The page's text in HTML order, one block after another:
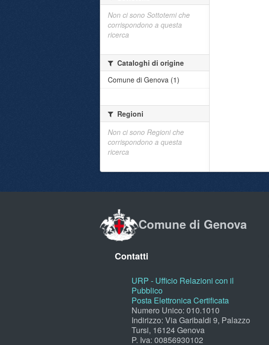
Non ci sono Sottotemi che
corrispondono a questa
ricerca
Cataloghi di origine
Comune di Genova (1)
Regioni
Non ci sono Regioni che
corrispondono a questa
ricerca
Comune di Genova
Contatti
URP - Ufficio Relazioni con il
Pubblico
Posta Elettronica Certificata
Numero Unico: 010.1010
Indirizzo: Via Garibaldi 9, Palazzo
Tursi, 16124 Genova
P. Iva: 00856930102